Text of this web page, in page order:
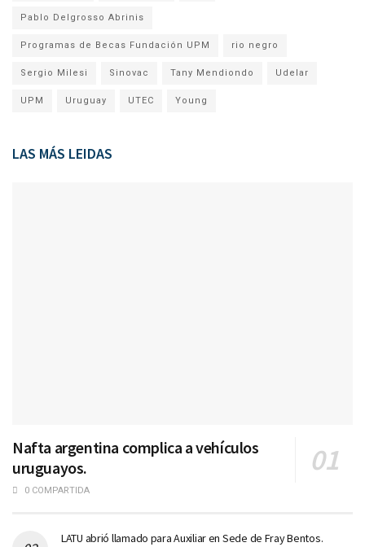
Pablo Delgrosso Abrinis
Programas de Becas Fundación UPM rio negro
Sergio Milesi Sinovac Tany Mendiondo Udelar
UPM Uruguay UTEC Young
LAS MÁS LEIDAS
Nafta argentina complica a vehículos
uruguayos.
0 COMPARTIDA
LATU abrió llamado para Auxiliar en Sede de Fray Bentos.